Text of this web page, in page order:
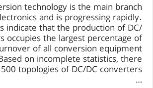
technology is the main branch
and is progressing rapidly.
indicate that the production of DC/
occupies the largest percentage of
of all conversion equipment
on incomplete statistics, there
topologies of DC/DC converters
…